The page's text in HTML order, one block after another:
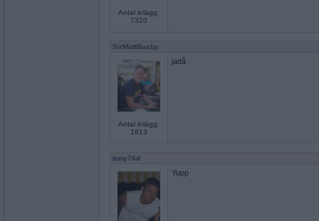
Antal inlägg:
7320
SirMattBusby
Antal inlägg:
1813
jadå
tony76d
Yupp